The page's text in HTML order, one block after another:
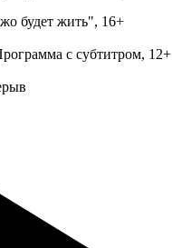
будет жить", 16+
с субтитром, 12+